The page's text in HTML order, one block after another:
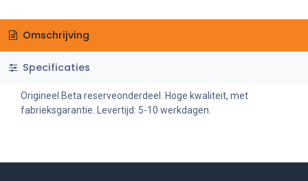
Omschrijving
Specificaties
Origineel Beta reserveonderdeel. Hoge kwaliteit, met
fabrieksgarantie. Levertijd: 5-10 werkdagen.